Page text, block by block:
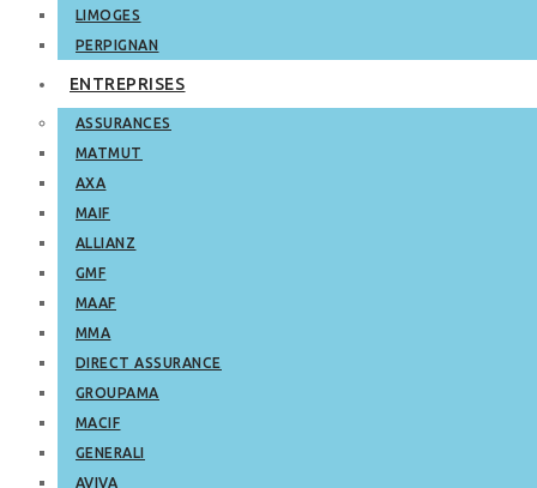
LIMOGES
PERPIGNAN
ENTREPRISES
ASSURANCES
MATMUT
AXA
MAIF
ALLIANZ
GMF
MAAF
MMA
DIRECT ASSURANCE
GROUPAMA
MACIF
GENERALI
AVIVA